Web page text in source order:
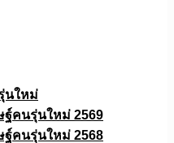
นใหม่
ฐ์คนรุ่นใหม่ 2569
ฐ์คนรุ่นใหม่ 2568